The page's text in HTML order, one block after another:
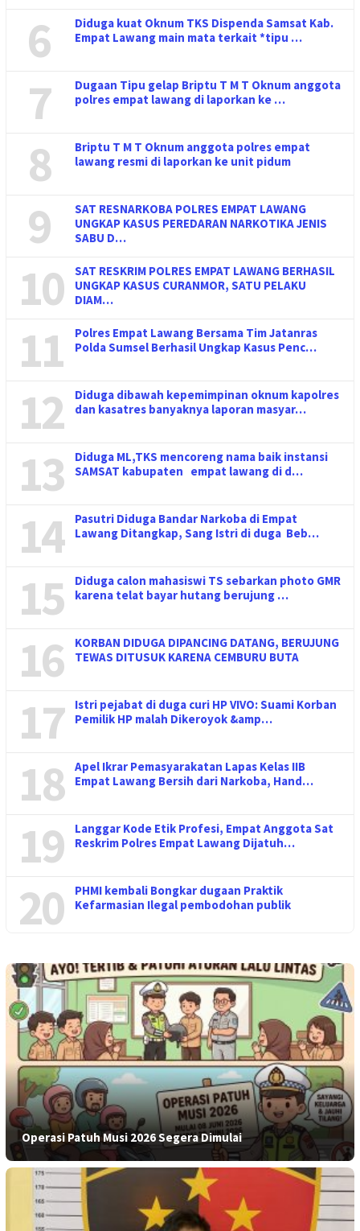
6
Diduga kuat Oknum TKS Dispenda Samsat Kab.
Empat Lawang main mata terkait *tipu …
7
Dugaan Tipu gelap Briptu T M T Oknum anggota
polres empat lawang di laporkan ke …
8
Briptu T M T Oknum anggota polres empat
lawang resmi di laporkan ke unit pidum
9
SAT RESNARKOBA POLRES EMPAT LAWANG
UNGKAP KASUS PEREDARAN NARKOTIKA JENIS
SABU D…
10
SAT RESKRIM POLRES EMPAT LAWANG BERHASIL
UNGKAP KASUS CURANMOR, SATU PELAKU
DIAM…
11
Polres Empat Lawang Bersama Tim Jatanras
Polda Sumsel Berhasil Ungkap Kasus Penc…
12
Diduga dibawah kepemimpinan oknum kapolres
dan kasatres banyaknya laporan masyar…
13
Diduga ML,TKS mencoreng nama baik instansi
SAMSAT kabupaten empat lawang di d…
14
Pasutri Diduga Bandar Narkoba di Empat
Lawang Ditangkap, Sang Istri di duga Beb…
15
Diduga calon mahasiswi TS sebarkan photo GMR
karena telat bayar hutang berujung …
16
KORBAN DIDUGA DIPANCING DATANG, BERUJUNG
TEWAS DITUSUK KARENA CEMBURU BUTA
17
Istri pejabat di duga curi HP VIVO: Suami Korban
Pemilik HP malah Dikeroyok &amp…
18
Apel Ikrar Pemasyarakatan Lapas Kelas IIB
Empat Lawang Bersih dari Narkoba, Hand…
19
Langgar Kode Etik Profesi, Empat Anggota Sat
Reskrim Polres Empat Lawang Dijatuh…
20
PHMI kembali Bongkar dugaan Praktik
Kefarmasian Ilegal pembodohan publik
Operasi Patuh Musi 2026 Segera Dimulai